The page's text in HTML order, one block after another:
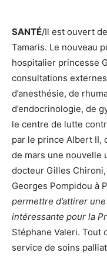
SANTÉ/Il est ouvert
Tamaris. Le nouveau
hospitalier princesse
consultations
d’anesthésie, de
d’endocrinologie, de
le centre de lutte
par le prince Albert II,
de mars une nouvelle
docteur Gilles Chironi,
Georges Pompidou à
permettre d’attirer
intéressante pour la
Stéphane Valeri. Tout
service de soins